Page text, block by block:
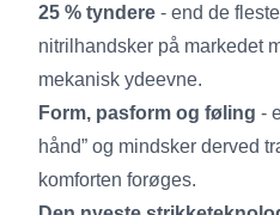
25 % tyndere - end de
nitrilhandsker på markedet
mekanisk ydeevne.
Form, pasform og føling -
hånd” og mindsker derved
komforten forøges.